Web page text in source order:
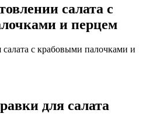
салата с
и перцем
салата с крабовыми палочками и
для салата